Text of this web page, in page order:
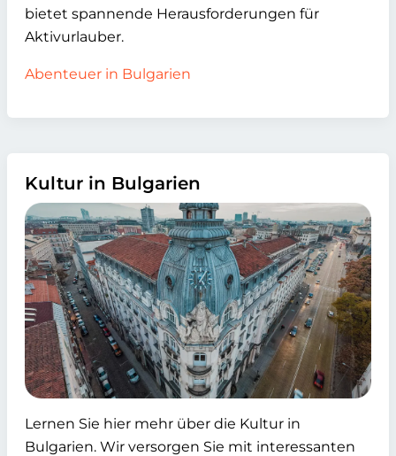
bietet spannende Herausforderungen für
Aktivurlauber.
Abenteuer in Bulgarien
Kultur in Bulgarien
Lernen Sie hier mehr über die Kultur in
Bulgarien. Wir versorgen Sie mit interessanten